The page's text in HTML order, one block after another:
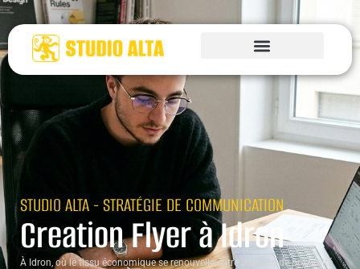
STUDIO ALTA - STRATÉGIE DE COMMUNICATION
Creation Flyer à Idron
À Idron, où le tissu économique se renouvelle entre artisans de proximité